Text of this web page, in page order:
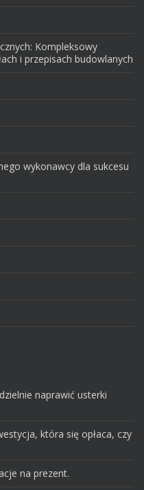
Kompleksowy
i przepisach budowlanych
wykonawcy dla sukcesu
naprawić usterki
która się opłaca, czy
na prezent.